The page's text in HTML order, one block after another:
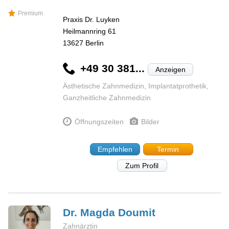
Premium
Praxis Dr. Luyken
Heilmannring 61
13627 Berlin
+49 30 381... Anzeigen
Ästhetische Zahnmedizin, Implantatprothetik,
Ganzheitliche Zahnmedizin
Öffnungszeiten Bilder
Empfehlen
Termin
Zum Profil
Dr. Magda Doumit
Zahnärztin